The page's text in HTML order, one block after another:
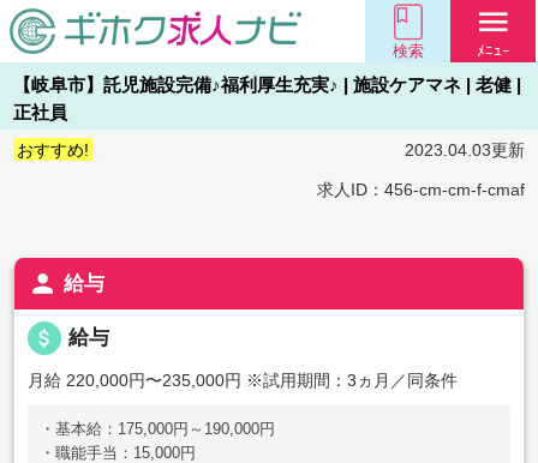
検索
menu
ﾒﾆｭｰ
【岐阜市】託児施設完備♪福利厚生充実♪ | 施設ケアマネ | 老健 |
正社員
おすすめ! 2023.04.03更新
求人ID：456-cm-cm-f-cmaf
person 給与
attach_money 給与
月給 220,000円〜235,000円 ※試用期間：3ヵ月／同条件
・基本給：175,000円～190,000円
・職能手当：15,000円